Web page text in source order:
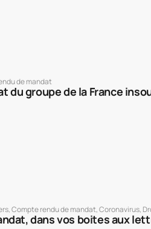
de mandat
du groupe de la France
,Compte rendu de mandat,Coronavirus,
dans vos boites aux